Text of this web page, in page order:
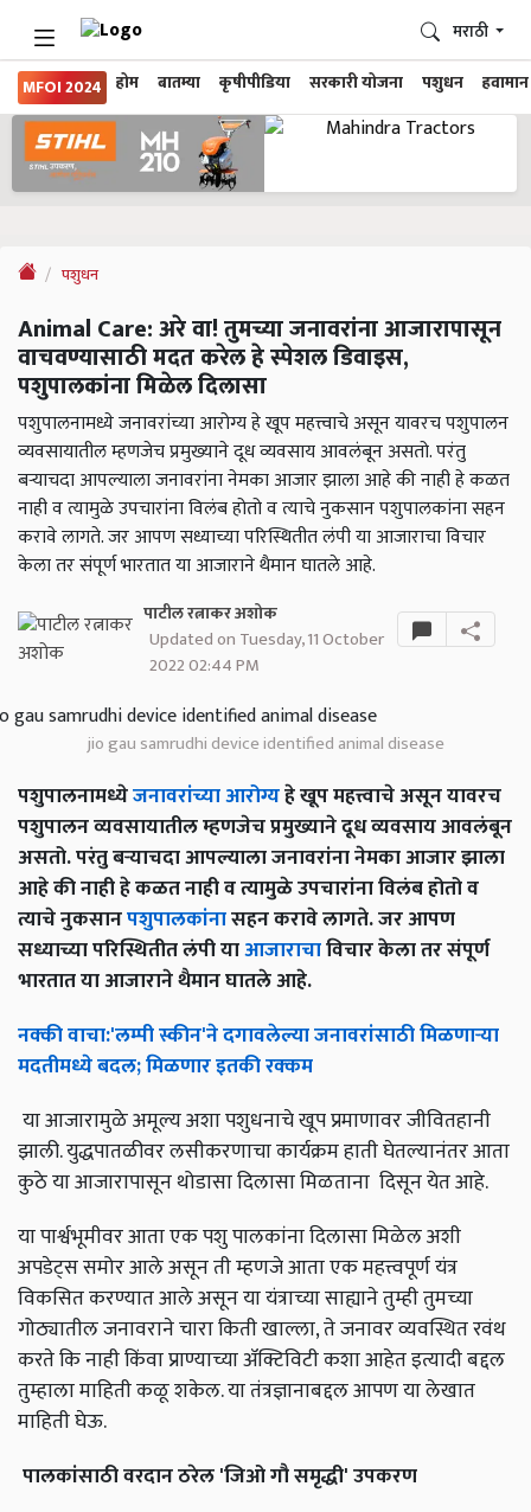
MFOI 2024 होम बातम्या कृषीपीडिया सरकारी योजना पशुधन हवामान
मराठी
पशुधन
Animal Care: अरे वा! तुमच्या जनावरांना आजारापासून
वाचवण्यासाठी मदत करेल हे स्पेशल डिवाइस,
पशुपालकांना मिळेल दिलासा
पशुपालनामध्ये जनावरांच्या आरोग्य हे खूप महत्त्वाचे असून यावरच पशुपालन
व्यवसायातील म्हणजेच प्रमुख्याने दूध व्यवसाय आवलंबून असतो. परंतु
बऱ्याचदा आपल्याला जनावरांना नेमका आजार झाला आहे की नाही हे कळत
नाही व त्यामुळे उपचारांना विलंब होतो व त्याचे नुकसान पशुपालकांना सहन
करावे लागते. जर आपण सध्याच्या परिस्थितीत लंपी या आजाराचा विचार
केला तर संपूर्ण भारतात या आजाराने थैमान घातले आहे.
पाटील रत्नाकर अशोक
Updated on Tuesday, 11 October
2022 02:44 PM
jio gau samrudhi device identified animal disease
पशुपालनामध्येजनावरांच्या आरोग्यहे खूप महत्त्वाचे असून यावरच
पशुपालन व्यवसायातील म्हणजेच प्रमुख्याने दूध व्यवसाय आवलंबून
असतो. परंतु बऱ्याचदा आपल्याला जनावरांना नेमका आजार झाला
आहे की नाही हे कळत नाही व त्यामुळे उपचारांना विलंब होतो व
त्याचे नुकसानपशुपालकांनासहन करावे लागते. जर आपण
सध्याच्या परिस्थितीत लंपी याआजाराचाविचार केला तर संपूर्ण
भारतात या आजाराने थैमान घातले आहे.
नक्कीवाचा:'लम्पीस्कीन'नेदगावलेल्याजनावरांसाठीमिळणाऱ्या
मदतीमध्येबदल;मिळणारइतकीरक्कम
या आजारामुळे अमूल्य अशा पशुधनाचे खूप प्रमाणावर जीवितहानी
झाली. युद्धपातळीवर लसीकरणाचा कार्यक्रम हाती घेतल्यानंतर आता
कुठे या आजारापासून थोडासा दिलासा मिळताना दिसून येत आहे.
या पार्श्वभूमीवर आता एक पशु पालकांना दिलासा मिळेल अशी
अपडेट्स समोर आले असून ती म्हणजे आता एक महत्त्वपूर्ण यंत्र
विकसित करण्यात आले असून या यंत्राच्या साह्याने तुम्ही तुमच्या
गोठ्यातील जनावराने चारा किती खाल्ला, ते जनावर व्यवस्थित रवंथ
करते कि नाही किंवा प्राण्याच्या ॲक्टिविटी कशा आहेत इत्यादी बद्दल
तुम्हाला माहिती कळू शकेल. या तंत्रज्ञानाबद्दल आपण या लेखात
माहिती घेऊ.
पालकांसाठीवरदानठरेल'जिओगौसमृद्धी'उपकरण